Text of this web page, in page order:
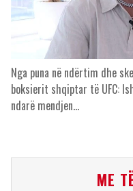
Nga puna në ndërtim dhe
boksierit shqiptar të UFC:
ndarë mendjen…
ME